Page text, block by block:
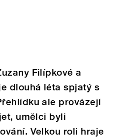
Filípkové a
dlouhá léta spjatý s
ale provázejí
umělci byli
Velkou roli hraje